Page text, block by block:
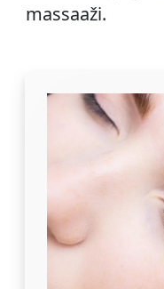
massaaži.